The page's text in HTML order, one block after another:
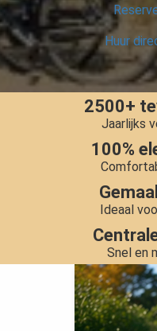
Huur
2500+
Jaarlijks
100%
Ideaal
Snel en